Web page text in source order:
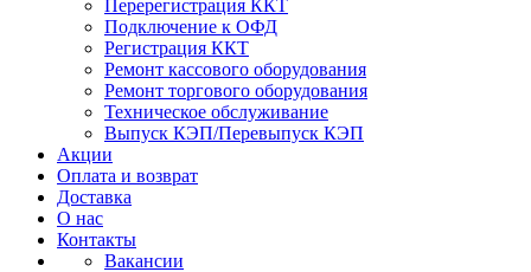
Перерегистрация ККТ
Подключение к ОФД
Регистрация ККТ
Ремонт кассового оборудования
Ремонт торгового оборудования
Техническое обслуживание
Выпуск КЭП/Перевыпуск КЭП
Акции
Оплата и возврат
Доставка
О нас
Контакты
Вакансии